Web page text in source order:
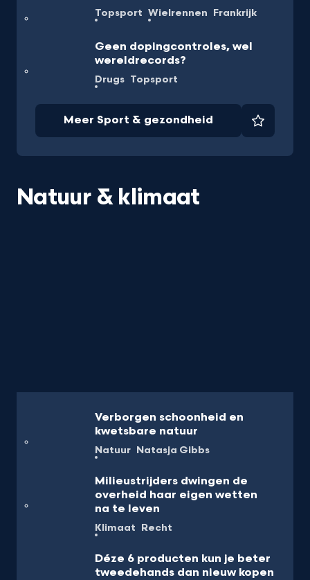
Topsport Wielrennen Frankrijk
Geen dopingcontroles, wel
wereldrecords?
Drugs Topsport
Meer Sport & gezondheid Favoriet
Natuur & klimaat
Verborgen schoonheid en
kwetsbare natuur
Natuur Natasja Gibbs
Milieustrijders dwingen de
overheid haar eigen wetten
na te leven
Klimaat Recht
Déze 6 producten kun je beter
tweedehands dan nieuw kopen